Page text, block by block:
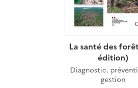
La santé des
édition)
Diagnostic,
gestion